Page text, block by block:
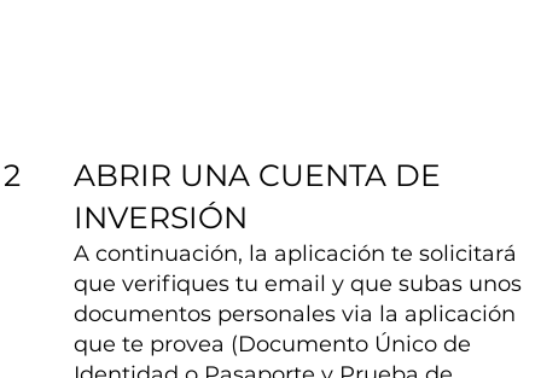
2
ABRIR UNA CUENTA DE
INVERSIÓN
A continuación, la aplicación te solicitará
que verifiques tu email y que subas unos
documentos personales via la aplicación
que te provea (Documento Único de